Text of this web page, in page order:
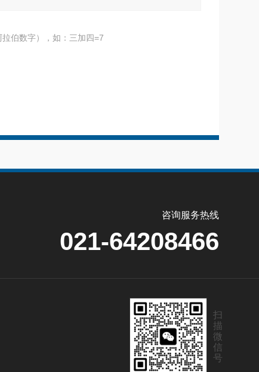
伯数字），如：三加四=7
咨询服务热线
021-64208466
扫
描
微
信
号